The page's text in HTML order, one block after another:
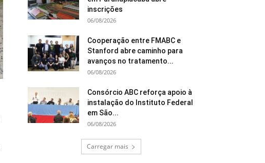
inscrições
06/08/2026
Cooperação entre FMABC e
Stanford abre caminho para
avanços no tratamento...
06/08/2026
Consórcio ABC reforça apoio à
instalação do Instituto Federal
em São...
06/08/2026
Carregar mais